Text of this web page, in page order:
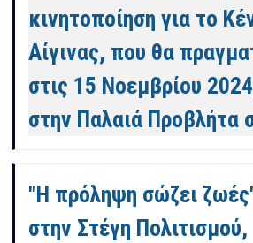
κινητοποίηση για το
Αίγινας, που θα
στις 15 Νοεμβρίου
στην Παλαιά Προβλήτα
"Η πρόληψη σώζει
στην Στέγη